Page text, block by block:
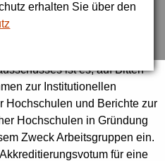
erhalten Sie über den
ist es, auf Bitten
zur Institutionellen
Hochschulen und Berichte zur
Hochschulen in Gründung
Zweck Arbeitsgruppen ein.
für eine